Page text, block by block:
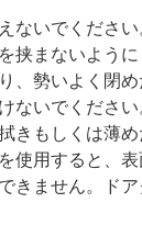
いでくださ
まないように
勢いよく閉め
いでください
もしくは薄
用すると、
きません。ド